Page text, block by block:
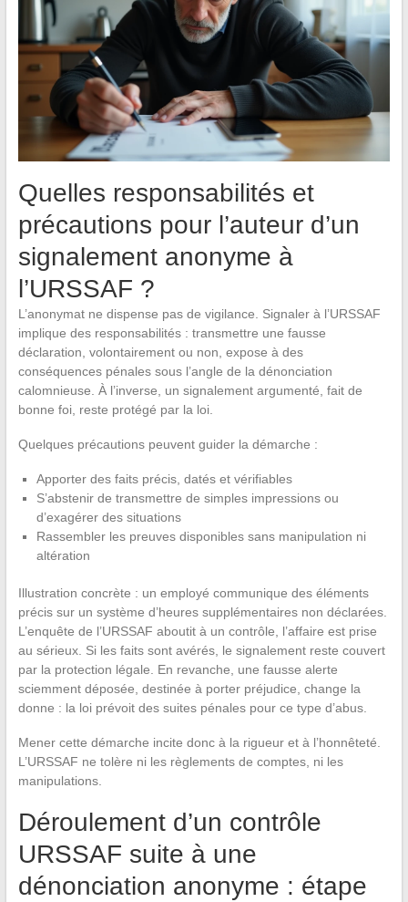
Quelles responsabilités et
précautions pour l’auteur d’un
signalement anonyme à
l’URSSAF ?
L’anonymat ne dispense pas de vigilance. Signaler à l’URSSAF
implique des responsabilités : transmettre une fausse
déclaration, volontairement ou non, expose à des
conséquences pénales sous l’angle de la dénonciation
calomnieuse. À l’inverse, un signalement argumenté, fait de
bonne foi, reste protégé par la loi.
Quelques précautions peuvent guider la démarche :
Apporter des faits précis, datés et vérifiables
S’abstenir de transmettre de simples impressions ou
d’exagérer des situations
Rassembler les preuves disponibles sans manipulation ni
altération
Illustration concrète : un employé communique des éléments
précis sur un système d’heures supplémentaires non déclarées.
L’enquête de l’URSSAF aboutit à un contrôle, l’affaire est prise
au sérieux. Si les faits sont avérés, le signalement reste couvert
par la protection légale. En revanche, une fausse alerte
sciemment déposée, destinée à porter préjudice, change la
donne : la loi prévoit des suites pénales pour ce type d’abus.
Mener cette démarche incite donc à la rigueur et à l’honnêteté.
L’URSSAF ne tolère ni les règlements de comptes, ni les
manipulations.
Déroulement d’un contrôle
URSSAF suite à une
dénonciation anonyme : étape